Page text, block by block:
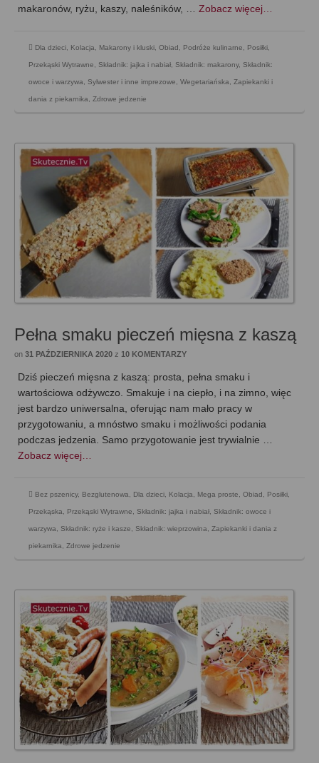
makaronów, ryżu, kaszy, naleśników, … Zobacz więcej…
Dla dzieci Kolacja Makarony i kluski Obiad Podróże kulinarne Posiłki
Przekąski Wytrawne Składnik: jajka i nabiał Składnik: makarony, Składnik:
owoce i warzywa Sylwester i inne imprezowe Wegetariańska Zapiekanki i
dania z piekarnika Zdrowe jedzenie
Pełna smaku pieczeń mięsna z kaszą
on 31 PAŹDZIERNIKA 2020 z 10 KOMENTARZY
Dziś pieczeń mięsna z kaszą: prosta, pełna smaku i
wartościowa odżywczo. Smakuje i na ciepło, i na zimno, więc
jest bardzo uniwersalna, oferując nam mało pracy w
przygotowaniu, a mnóstwo smaku i możliwości podania
podczas jedzenia. Samo przygotowanie jest trywialnie …
Zobacz więcej…
Bez pszenicy, Bezglutenowa Dla dzieci Kolacja Mega proste Obiad Posiłki
Przekąska Przekąski Wytrawne Składnik: jajka i nabiał Składnik: owoce i
warzywa Składnik: ryże i kasze Składnik: wieprzowina Zapiekanki i dania z
piekarnika Zdrowe jedzenie